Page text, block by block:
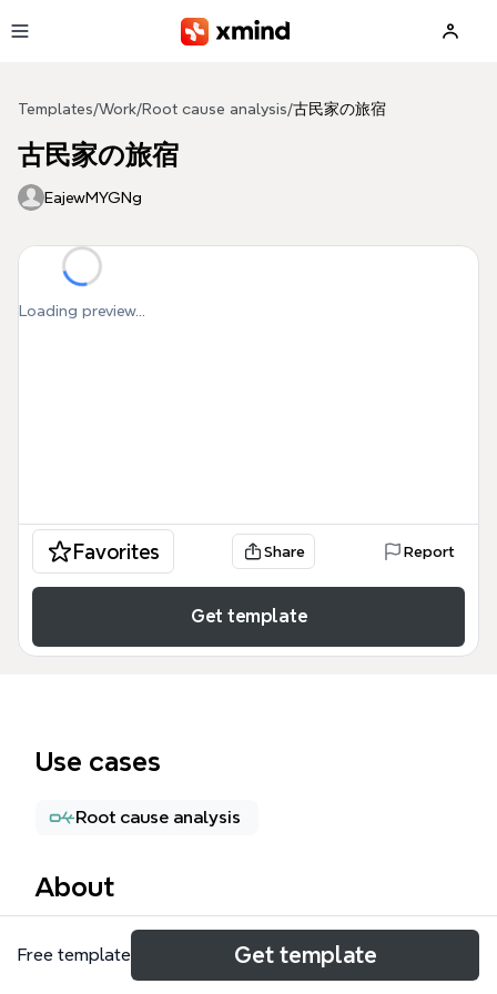
Templates/Work/Root cause analysis/古民家の旅宿
古民家の旅宿
EajewMYGNg
Loading preview...
Favorites Share Report
Get template
Use cases
Root cause analysis
About
古民家の旅宿 マインドマップは、伝統的な建物を活
用した宿泊施設の運営改善とリスク管理を目的とした
Free template Get template